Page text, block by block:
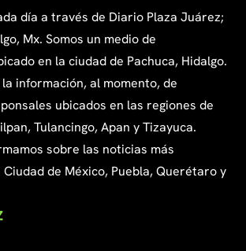
día a través de Diario Plaza Juárez;
Mx. Somos un medio de
en la ciudad de Pachuca, Hidalgo.
información, al momento, de
ubicados en las regiones de
Tulancingo, Apan y Tizayuca.
sobre las noticias más
de México, Puebla, Querétaro y